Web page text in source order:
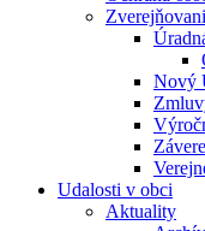
Nový
Udalosti v obci
Aktuality